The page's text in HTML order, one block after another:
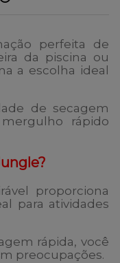
perfeita de
da piscina ou
a escolha ideal
de secagem
rápido
proporciona
para atividades
rápida, você
preocupações.